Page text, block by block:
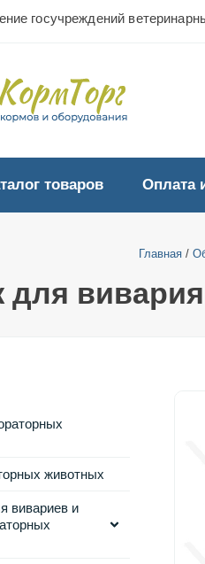
госучреждений
товаров Оплата
Главная /
животных
вивариев и